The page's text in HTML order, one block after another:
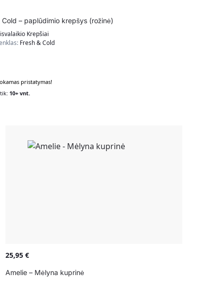
Cold – paplūdimio krepšys (rožinė)
Krepšiai
Fresh & Cold
10+ vnt.
pristatymas!
25,95 €
Amelie – Mėlyna kuprinė